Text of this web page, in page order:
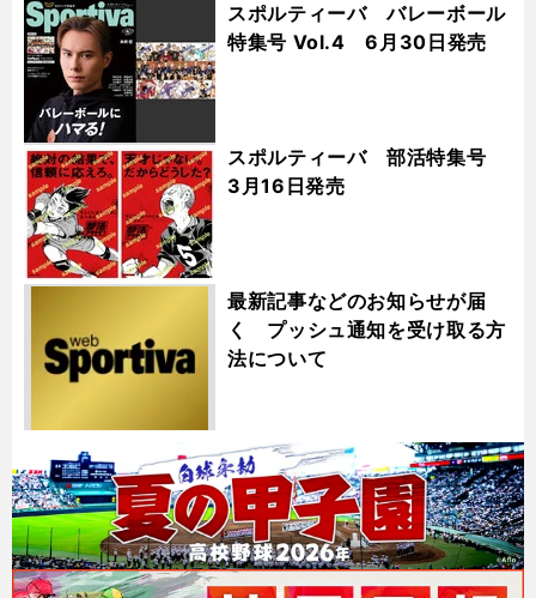
スポルティーバ バレーボール
特集号 Vol.4 6月30日発売
スポルティーバ 部活特集号
3月16日発売
最新記事などのお知らせが届
く プッシュ通知を受け取る方
法について